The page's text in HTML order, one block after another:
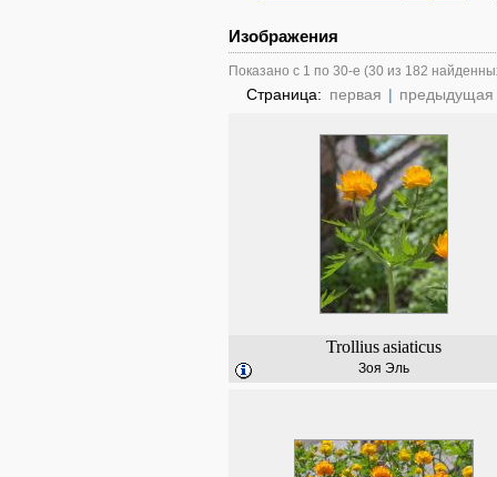
Изображения
Показано с 1 по 30-е (30 из 182
Страница: первая | предыдущая
Trolliusasiaticus
Зоя Эль